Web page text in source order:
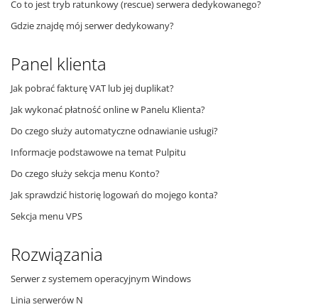
Co to jest tryb ratunkowy (rescue) serwera dedykowanego?
Gdzie znajdę mój serwer dedykowany?
Panel klienta
Jak pobrać fakturę VAT lub jej duplikat?
Jak wykonać płatność online w Panelu Klienta?
Do czego służy automatyczne odnawianie usługi?
Informacje podstawowe na temat Pulpitu
Do czego służy sekcja menu Konto?
Jak sprawdzić historię logowań do mojego konta?
Sekcja menu VPS
Rozwiązania
Serwer z systemem operacyjnym Windows
Linia serwerów N